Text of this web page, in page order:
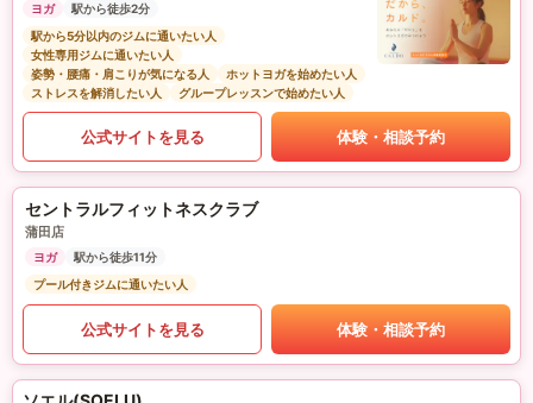
ヨガ
駅から徒歩2分
駅から5分以内のジムに通いたい人
女性専用ジムに通いたい人
姿勢・腰痛・肩こりが気になる人
ホットヨガを始めたい人
ストレスを解消したい人
グループレッスンで始めたい人
公式サイトを見る 体験・相談予約
セントラルフィットネスクラブ
蒲田店
ヨガ
駅から徒歩11分
プール付きジムに通いたい人
公式サイトを見る 体験・相談予約